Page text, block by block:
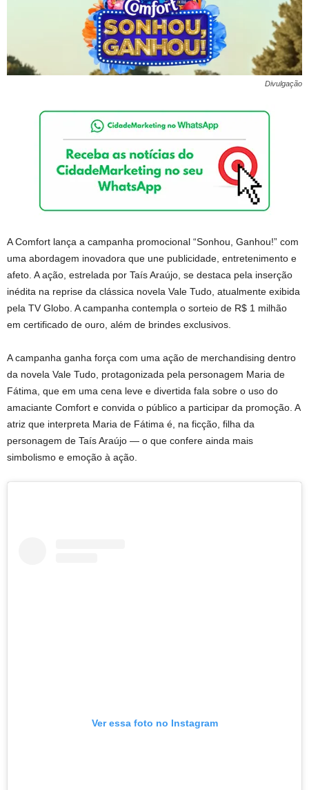
Divulgação
A Comfort lança a campanha promocional “Sonhou, Ganhou!” com
uma abordagem inovadora que une publicidade, entretenimento e
afeto. A ação, estrelada por Taís Araújo, se destaca pela inserção
inédita na reprise da clássica novela Vale Tudo, atualmente exibida
pela TV Globo. A campanha contempla o sorteio de R$ 1 milhão
em certificado de ouro, além de brindes exclusivos.
A campanha ganha força com uma ação de merchandising dentro
da novela Vale Tudo, protagonizada pela personagem Maria de
Fátima, que em uma cena leve e divertida fala sobre o uso do
amaciante Comfort e convida o público a participar da promoção. A
atriz que interpreta Maria de Fátima é, na ficção, filha da
personagem de Taís Araújo — o que confere ainda mais
simbolismo e emoção à ação.
Ver essa foto no Instagram